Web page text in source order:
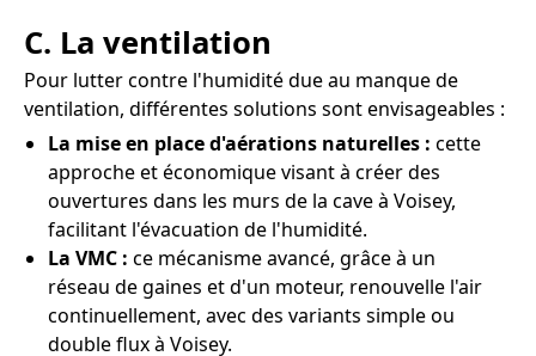
C. La ventilation
Pour lutter contre l'humidité due au manque de
ventilation, différentes solutions sont envisageables :
La mise en place d'aérations naturelles : cette
approche et économique visant à créer des
ouvertures dans les murs de la cave à Voisey,
facilitant l'évacuation de l'humidité.
La VMC : ce mécanisme avancé, grâce à un
réseau de gaines et d'un moteur, renouvelle l'air
continuellement, avec des variants simple ou
double flux à Voisey.